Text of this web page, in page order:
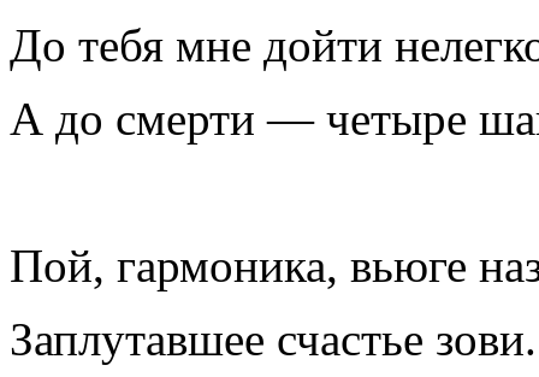
До тебя мне дойти
А до смерти — четыре
Пой, гармоника, вьюге
Заплутавшее счастье зови.